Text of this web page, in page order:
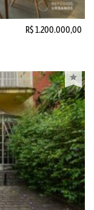
R$ 1.200.000,00